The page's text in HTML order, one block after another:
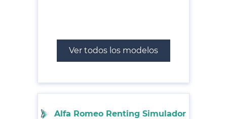
Ver todos los modelos
Alfa Romeo Renting Simulador